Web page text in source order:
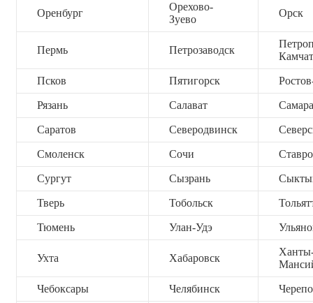
Оренбург
Орехово-
Зуево
Орск
Пермь Петрозаводск
Псков Пятигорск
Рязань Салават Самара
Саратов Северодвинск
Смоленск Сочи
Сургут Сызрань
Тверь Тобольск
Тюмень Улан-Удэ
Ухта Хабаровск
Чебоксары Челябинск